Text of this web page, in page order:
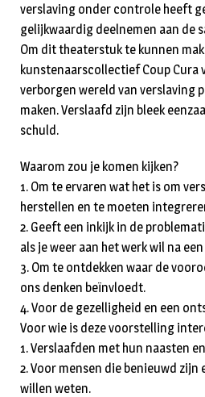
verslaving onder controle heeft
gelijkwaardig deelnemen aan de
Om dit theaterstuk te kunnen
kunstenaarscollectief Coup Cura
verborgen wereld van verslaving
maken. Verslaafd zijn bleek
schuld.
Waarom zou je komen kijken?
1. Om te ervaren wat het is om
herstellen en te moeten
2. Geeft een inkijk in de
als je weer aan het werk wil na
3. Om te ontdekken waar de
ons denken beïnvloedt.
4. Voor de gezelligheid en een
Voor wie is deze voorstelling
1. Verslaafden met hun naasten
2. Voor mensen die benieuwd zijn
willen weten.